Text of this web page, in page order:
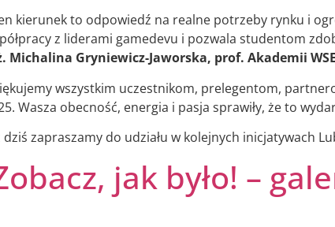
kierunek to odpowiedź na realne potrzeby rynku i
z liderami gamedevu i pozwala studentom
Michalina Gryniewicz-Jaworska, prof. Akademii
wszystkim uczestnikom, prelegentom,
Wasza obecność, energia i pasja sprawiły, że to
dziś zapraszamy do udziału w kolejnych inicjatywach
jak było! –